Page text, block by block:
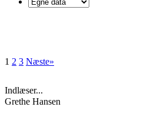
1 2 3 Næste»
Indlæser...
Grethe Hansen